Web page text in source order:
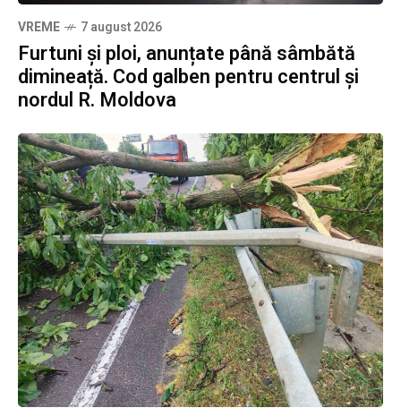
VREME 7 august 2026
Furtuni și ploi, anunțate până sâmbătă
dimineață. Cod galben pentru centrul și
nordul R. Moldova